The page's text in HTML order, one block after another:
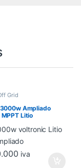
Grid
Ampliado
Litio
iva